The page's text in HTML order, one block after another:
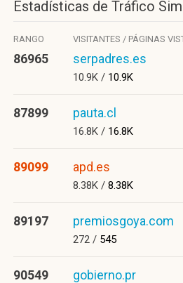
Estadísticas de Tráfico
RANGO VISITANTES / PÁGINAS
86965 serpadres.es
10.9K / 10.9K
87899 pauta.cl
16.8K / 16.8K
89099 apd.es
8.38K / 8.38K
89197 premiosgoya.com
272 / 545
90549 gobierno.pr